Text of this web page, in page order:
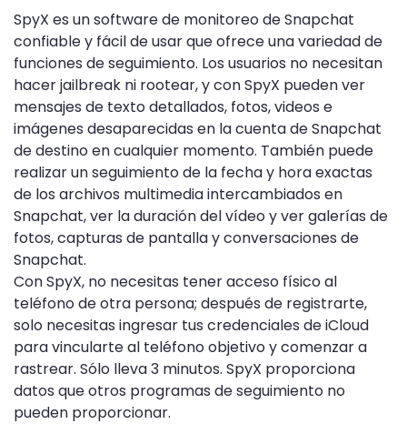
SpyX es un software de monitoreo de Snapchat
confiable y fácil de usar que ofrece una variedad de
funciones de seguimiento. Los usuarios no necesitan
hacer jailbreak ni rootear, y con SpyX pueden ver
mensajes de texto detallados, fotos, videos e
imágenes desaparecidas en la cuenta de Snapchat
de destino en cualquier momento. También puede
realizar un seguimiento de la fecha y hora exactas
de los archivos multimedia intercambiados en
Snapchat, ver la duración del vídeo y ver galerías de
fotos, capturas de pantalla y conversaciones de
Snapchat.
Con SpyX, no necesitas tener acceso físico al
teléfono de otra persona; después de registrarte,
solo necesitas ingresar tus credenciales de iCloud
para vincularte al teléfono objetivo y comenzar a
rastrear. Sólo lleva 3 minutos. SpyX proporciona
datos que otros programas de seguimiento no
pueden proporcionar.